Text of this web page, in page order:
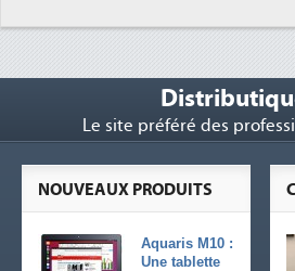
Le site préféré des
NOUVEAUX PRODUITS
Aquaris M10 :
Une tablette